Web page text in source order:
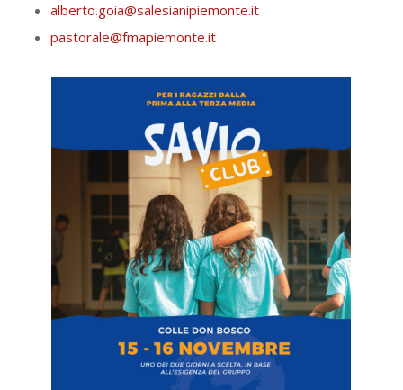
alberto.goia@salesianipiemonte.it
pastorale@fmapiemonte.it